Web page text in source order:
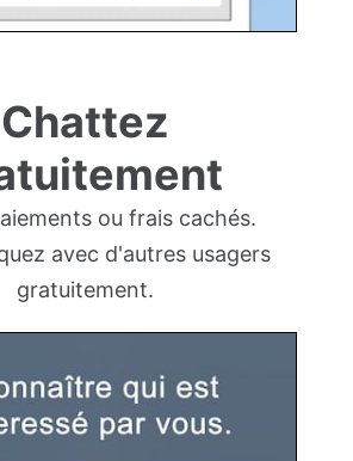
Chattez
ou frais cachés.
avec d'autres usagers
gratuitement.